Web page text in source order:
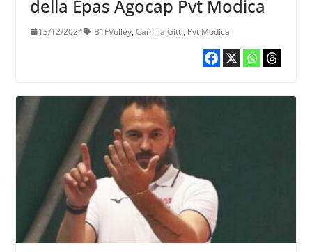
della Epas Agocap Pvt Modica
13/12/2024 B1FVolley, Camilla Gitti, Pvt Modica